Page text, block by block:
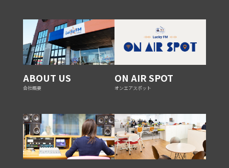
ABOUT US
会社概要
ON AIR SPOT
オンエアスポット